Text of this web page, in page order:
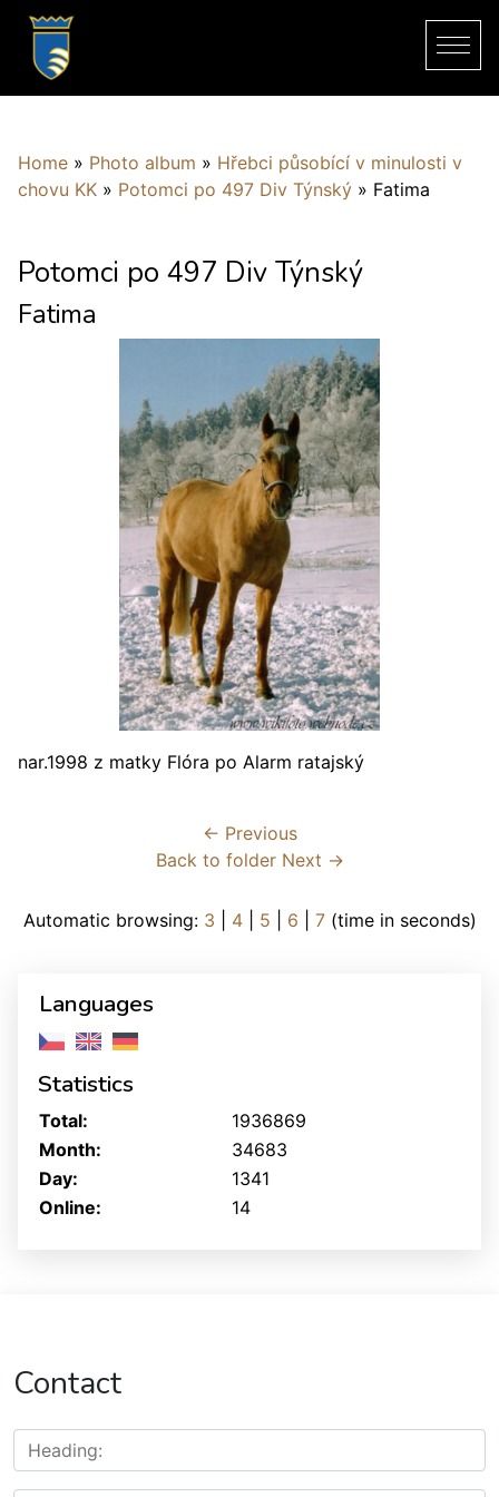
Home » Photo album » Hřebci působící v minulosti v
chovu KK » Potomci po 497 Div Týnský » Fatima
Potomci po 497 Div Týnský
Fatima
nar.1998 z matky Flóra po Alarm ratajský
← Previous
Back to folder Next →
Automatic browsing: 3 4| 5 6 7(time in seconds)
Languages
Statistics
Online: 14
Total:
1936869
Month:
34683
Day:
1341
Contact